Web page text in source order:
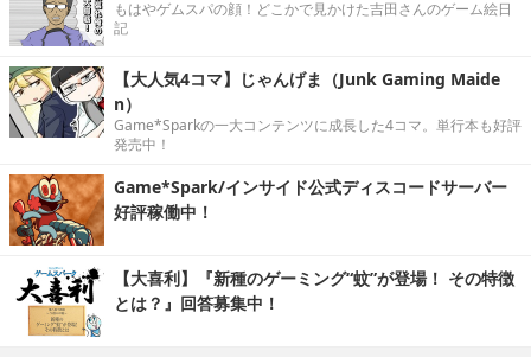
もはやゲムスパの顔！どこかで見かけた吉田さんのゲーム絵日
記
【大人気4コマ】じゃんげま（Junk Gaming Maide
n）
Game*Sparkの一大コンテンツに成長した4コマ。単行本も好評
発売中！
Game*Spark/インサイド公式ディスコードサーバー
好評稼働中！
【大喜利】『新種のゲーミング“蚊”が登場！ その特徴
とは？』回答募集中！